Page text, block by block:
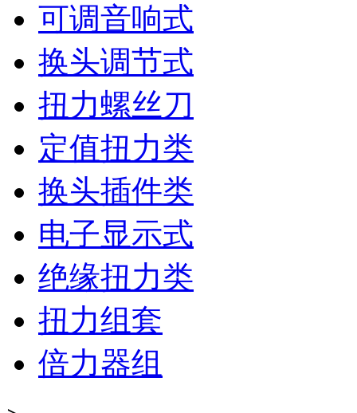
可调音响式
换头调节式
扭力螺丝刀
定值扭力类
换头插件类
电子显示式
绝缘扭力类
扭力组套
倍力器组